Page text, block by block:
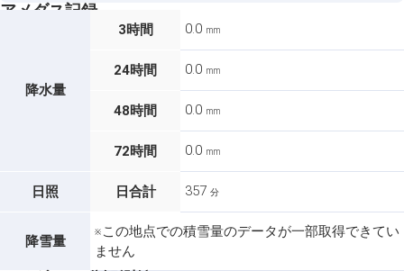
アメダス記録
降水量
3時間 0.0 mm
24時間 0.0 mm
48時間 0.0 mm
72時間 0.0 mm
日照 日合計 357 分
降雪量
※この地点での積雪量のデータが一部取得できてい
ません